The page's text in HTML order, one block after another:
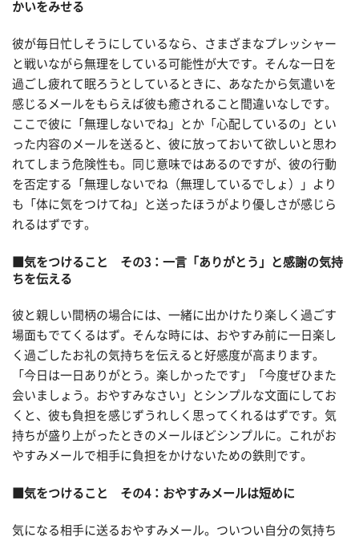
かいをみせる
彼が毎日忙しそうにしているなら、さまざまなプレッシャー
と戦いながら無理をしている可能性が大です。そんな一日を
過ごし疲れて眠ろうとしているときに、あなたから気遣いを
感じるメールをもらえば彼も癒されること間違いなしです。
ここで彼に「無理しないでね」とか「心配しているの」とい
った内容のメールを送ると、彼に放っておいて欲しいと思わ
れてしまう危険性も。同じ意味ではあるのですが、彼の行動
を否定する「無理しないでね（無理しているでしょ）」より
も「体に気をつけてね」と送ったほうがより優しさが感じら
れるはずです。
■気をつけること その3：一言「ありがとう」と感謝の気持
ちを伝える
彼と親しい間柄の場合には、一緒に出かけたり楽しく過ごす
場面もでてくるはず。そんな時には、おやすみ前に一日楽し
く過ごしたお礼の気持ちを伝えると好感度が高まります。
「今日は一日ありがとう。楽しかったです」「今度ぜひまた
会いましょう。おやすみなさい」とシンプルな文面にしてお
くと、彼も負担を感じずうれしく思ってくれるはずです。気
持ちが盛り上がったときのメールほどシンプルに。これがお
やすみメールで相手に負担をかけないための鉄則です。
■気をつけること その4：おやすみメールは短めに
気になる相手に送るおやすみメール。ついつい自分の気持ち